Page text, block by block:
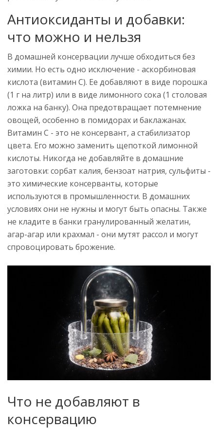
Антиоксиданты и добавки:
что можно и нельзя
В домашней консервации лучше обходиться без
химии. Но есть одно исключение - аскорбиновая
кислота (витамин С). Ее добавляют в виде порошка
(1 г на литр) или в виде лимонного сока (1 столовая
ложка на банку). Она предотвращает потемнение
овощей, особенно в помидорах и баклажанах.
Витамин С - это не консервант, а стабилизатор
цвета. Его можно заменить щепоткой лимонной
кислоты. Никогда не добавляйте в домашние
заготовки: сорбат калия, бензоат натрия, сульфиты -
это химические консерванты, которые
используются в промышленности. В домашних
условиях они не нужны и могут быть опасны. Также
не кладите в банки гранулированный желатин,
агар-агар или крахмал - они мутят рассол и могут
спровоцировать брожение.
Что не добавляют в
консервацию